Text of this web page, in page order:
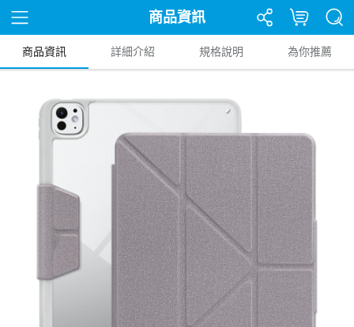
商品資訊
商品資訊 詳細介紹 規格說明 為你推薦